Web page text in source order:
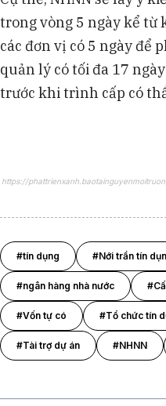
trong vòng 5 ngày kể từ
các đơn vị có 5 ngày để
quản lý có tối đa 17
trước khi trình cấp có
https://
#tín dụng #Nới trần tín
#ngân hàng nhà nước
#Vốn tự có #Tổ chức tín
#Tài trợ dự án #NHNN